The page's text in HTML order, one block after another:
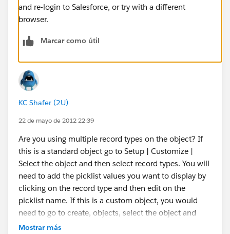
and re-login to Salesforce, or try with a different
browser.
Marcar como útil
KC Shafer (2U)
22 de mayo de 2012 22:39
Are you using multiple record types on the object? If
this is a standard object go to Setup | Customize |
Select the object and then select record types. You will
need to add the picklist values you want to display by
clicking on the record type and then edit on the
picklist name. If this is a custom object, you would
need to go to create, objects, select the object and
then scroll down to the record types related list.
Mostrar más